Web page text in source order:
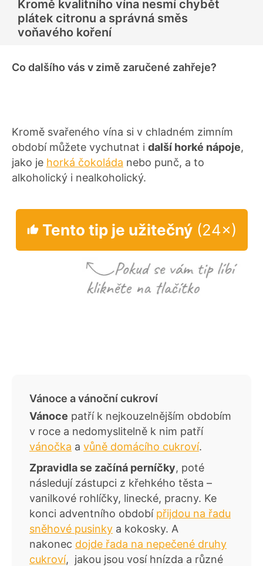
Kromě kvalitního vína nesmí chybět
plátek citronu a správná směs
voňavého koření
Co dalšího vás v zimě zaručené zahřeje?
Kromě svařeného vína si v chladném zimním
období můžete vychutnat i další horké nápoje,
jako je horká čokoláda nebo punč, a to
alkoholický i nealkoholický.
Tento tip je užitečný(24×)
Vánoce a vánoční cukroví
Vánoce patří k nejkouzelnějším obdobím
v roce a nedomyslitelně k nim patří
vánočka a vůně domácího cukroví.
Zpravidla se začíná perníčky, poté
následují zástupci z křehkého těsta –
vanilkové rohlíčky, linecké, pracny. Ke
konci adventního období přijdou na řadu
sněhové pusinky a kokosky. A
nakonec dojde řada na nepečené druhy
cukroví, jakou jsou vosí hnízda a různé